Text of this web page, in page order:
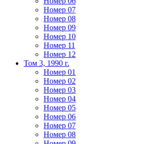
Номер 07
Номер 08
Номер 09
Номер 10
Номер 11
Номер 12
Том 3, 1990 г.
Номер 01
Номер 02
Номер 03
Номер 04
Номер 05
Номер 06
Номер 07
Номер 08